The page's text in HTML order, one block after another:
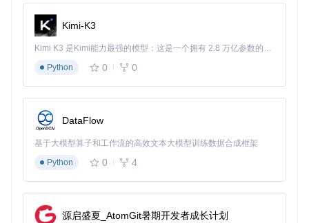
{{id}}和{{content}}变量可以分别获取幻灯片ID和内容。
样式设计是主题个性的关键。在style.css中，从定义基础颜色
方案开始。Cleaver推荐使用CSS变量来集中管理颜色和尺
寸，这样可以在后续修改时事半功倍。例如：
:root {
--primary-color: #2c3e50;
--accent-color
--text-color:
--slide-height: 768px;
最后，在script.js中添加简单的交互功能。比如，实现按空格
键切换幻灯片的功能，或添加代码块的语法高亮支持。
Kimi-K3
Kimi K3 是Kimi能力最强的模型：这是一个拥有 2.8 万亿参数的混合专家（MoE）模型，具备原生视觉理解能力，并支持 100 万 token 的上下文窗口。
Python
0 0
DataFlow
基于大模型算子和工作流的高效文本大模型训练数据合成框架
Python
0 4
源启盛夏_AtomGit暑期开发者成长计划